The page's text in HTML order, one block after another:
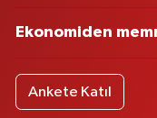
Ekonomiden
Ankete Katıl